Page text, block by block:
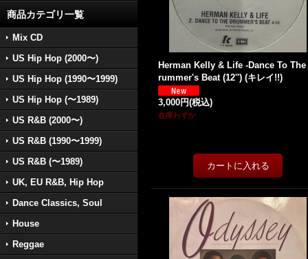
商品カテゴリ一覧
Mix CD
US Hip Hop (2000〜)
US Hip Hop (1990〜1999)
US Hip Hop (〜1989)
US R&B (2000〜)
US R&B (1990〜1999)
US R&B (〜1989)
UK, EU R&B, Hip Hop
Dance Classics, Soul
House
Reggae
Herman Kelly & Life -Dance To The
rummer's Beat (12'') (キレイ!!)
3,000円(税込)
在庫わずか